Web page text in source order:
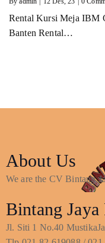
Rental Kursi Meja IBM
Banten Rental…
About Us
We are the CV Bintang
Bintang Jaya
Jl. Siti 1 No.40